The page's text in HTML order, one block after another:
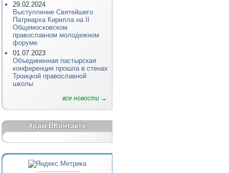
29.02.2024
Выступление Святейшего
Патриарха Кирилла на II
Общемосковском
православном молодежном
форуме
01.07.2023
Объединенная пастырская
конференция прошла в стенах
Троицкой православной
школы
все новости →
Храм ВКонтакте